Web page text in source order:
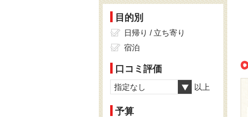
目的別
日帰り / 立ち寄り
宿泊
口コミ評価
指定なし 以上
予算